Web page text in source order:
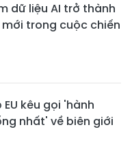
dữ liệu AI trở thành
trong cuộc chiến
kêu gọi 'hành
nhất' về biên giới